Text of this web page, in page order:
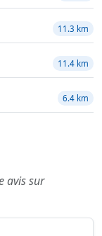
11.3 km
11.4 km
6.4 km
avis sur